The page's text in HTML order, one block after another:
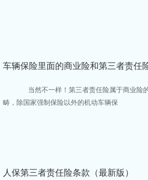
当然不一样！第三者责任险属于商业险
畴，除国家强制保险以外的机动车辆保
人保第三者责任险条款（最新版）